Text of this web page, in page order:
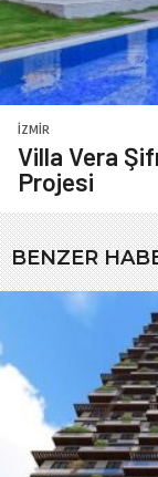
İZMIR
Villa Vera
Projesi
BENZER